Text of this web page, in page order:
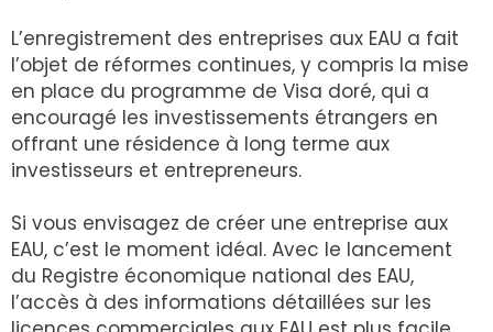
L’enregistrement des entreprises aux EAU a fait
l’objet de réformes continues, y compris la mise
en place du programme de Visa doré, qui a
encouragé les investissements étrangers en
offrant une résidence à long terme aux
investisseurs et entrepreneurs.
Si vous envisagez de créer une entreprise aux
EAU, c’est le moment idéal. Avec le lancement
du Registre économique national des EAU,
l’accès à des informations détaillées sur les